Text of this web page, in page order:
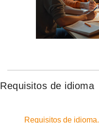
Requisitos de idioma
Requisitos de idioma.